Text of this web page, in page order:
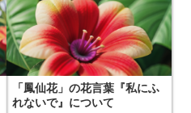
「鳳仙花」の花言葉『私にふ
れないで』について